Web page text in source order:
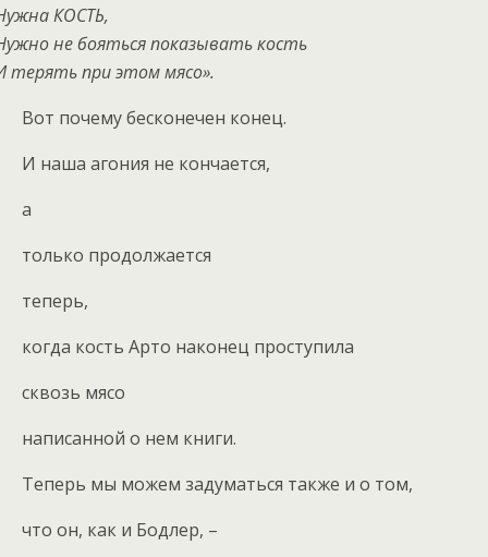
КОСТЬ,
не бояться показывать кость
терять при этом мясо».
Вот почему бесконечен конец.
И наша агония не кончается,
а
только продолжается
теперь,
когда кость Арто наконец проступила
сквозь мясо
написанной о нем книги.
Теперь мы можем задуматься также и о том,
что он, как и Бодлер, –